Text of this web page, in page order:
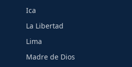
Ica
La Libertad
Lima
Madre de Dios